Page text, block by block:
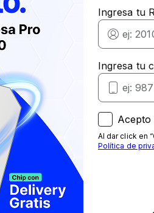
Acepto
Al dar click en
Política de